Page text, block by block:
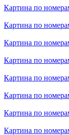
Картина по
Картина по
Картина по
Картина по
Картина по
Картина по
Картина по
Картина по